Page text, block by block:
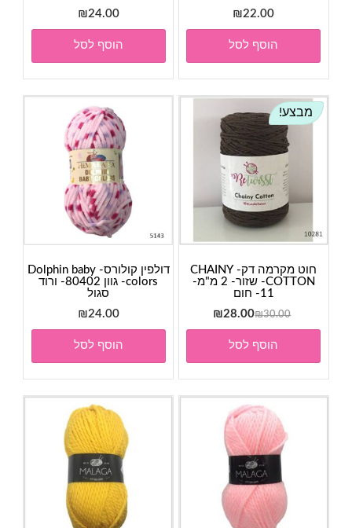
₪22.00
הוסף לסל
₪24.00
הוסף לסל
מבצע!
חוט מקרמה דק- CHAINY
COTTON- שזור- 2 מ"מ-
11- חום
₪30.00
המחיר
המקורי
היה:
₪30.00.
₪28.00
המחיר
הנוכחי
₪28.00.
הוסף לסל
דולפין קולורס- Dolphin baby
colors- גוון 80402- ורוד
סגול
₪24.00
הוסף לסל